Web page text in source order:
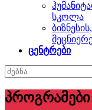
სკოლა
ცენტრები
პროგრამები